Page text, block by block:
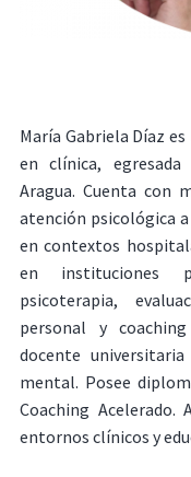
María Gabriela Díaz
en clínica,
Aragua. Cuenta con
atención psicológica
en contextos
en instituciones
psicoterapia,
personal y
docente
mental. Posee
Coaching Acelerado.
entornos clínicos y